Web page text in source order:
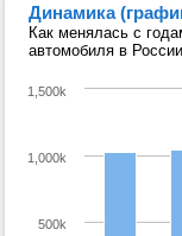
Динамика
Как менялась с
автомобиля в
500k
1,000k
1,500k